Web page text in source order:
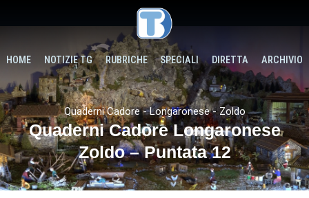
HOME NOTIZIE TG RUBRICHE SPECIALI DIRETTA ARCHIVIO
Quaderni Cadore - Longaronese - Zoldo
Quaderni Cadore Longaronese
Zoldo – Puntata 12